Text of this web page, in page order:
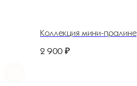
Коллекция мини-пралине
2 900 ₽